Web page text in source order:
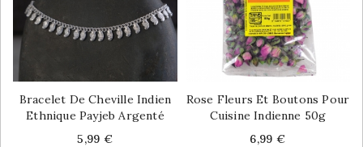
Bracelet De Cheville Indien
Ethnique Payjeb Argenté
Price
5,99 €
Rose Fleurs Et Boutons Pour
Cuisine Indienne 50g
Price
6,99 €